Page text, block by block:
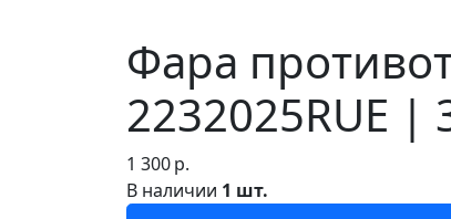
Фара
2232025RUE |
1 300р.
В наличии 1 шт.